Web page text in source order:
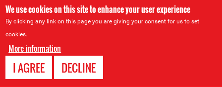
We use cookies on this site to enhance your user experience
By clicking any link on this page you are giving your consent for us to set
cookies.
More information
I AGREE DECLINE